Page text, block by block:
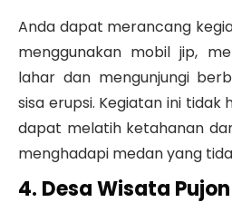
Anda dapat merancang
menggunakan mobil jip,
lahar dan mengunjungi
sisa erupsi. Kegiatan ini tidak
dapat melatih ketahanan
menghadapi medan yang
4. Desa Wisata